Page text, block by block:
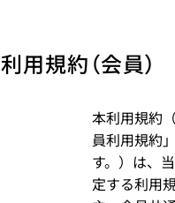
利用規約（会員）
本利用規約
員利用規約
す。）は、
定する利用